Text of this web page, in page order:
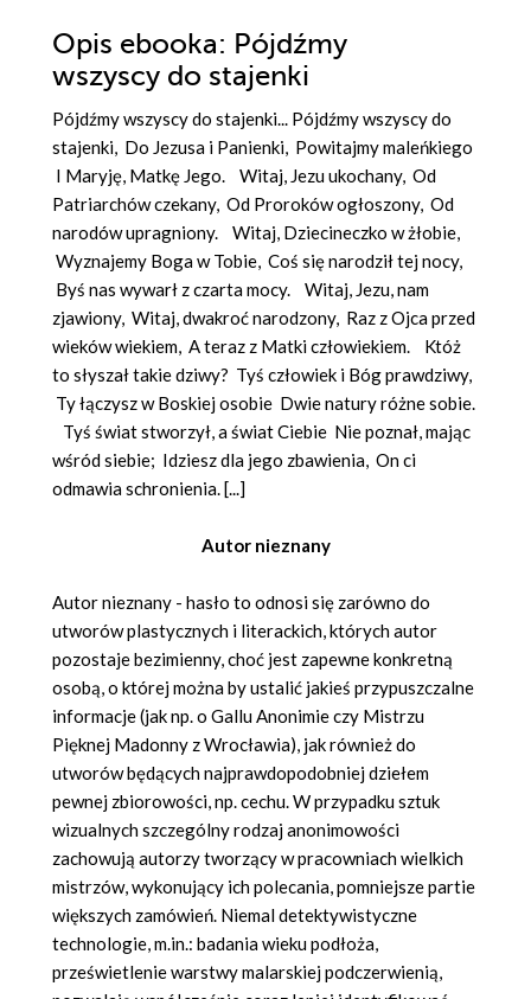
Opis ebooka: Pójdźmy
wszyscy do stajenki
Pójdźmy wszyscy do stajenki... Pójdźmy wszyscy do
stajenki, Do Jezusa i Panienki, Powitajmy maleńkiego
I Maryję, Matkę Jego. Witaj, Jezu ukochany, Od
Patriarchów czekany, Od Proroków ogłoszony, Od
narodów upragniony. Witaj, Dziecineczko w żłobie,
Wyznajemy Boga w Tobie, Coś się narodził tej nocy,
Byś nas wywarł z czarta mocy. Witaj, Jezu, nam
zjawiony, Witaj, dwakroć narodzony, Raz z Ojca przed
wieków wiekiem, A teraz z Matki człowiekiem. Któż
to słyszał takie dziwy? Tyś człowiek i Bóg prawdziwy,
Ty łączysz w Boskiej osobie Dwie natury różne sobie.
Tyś świat stworzył, a świat Ciebie Nie poznał, mając
wśród siebie; Idziesz dla jego zbawienia, On ci
odmawia schronienia. [...]
Autor nieznany
Autor nieznany - hasło to odnosi się zarówno do
utworów plastycznych i literackich, których autor
pozostaje bezimienny, choć jest zapewne konkretną
osobą, o której można by ustalić jakieś przypuszczalne
informacje (jak np. o Gallu Anonimie czy Mistrzu
Pięknej Madonny z Wrocławia), jak również do
utworów będących najprawdopodobniej dziełem
pewnej zbiorowości, np. cechu. W przypadku sztuk
wizualnych szczególny rodzaj anonimowości
zachowują autorzy tworzący w pracowniach wielkich
mistrzów, wykonujący ich polecania, pomniejsze partie
większych zamówień. Niemal detektywistyczne
technologie, m.in.: badania wieku podłoża,
prześwietlenie warstwy malarskiej podczerwienią,